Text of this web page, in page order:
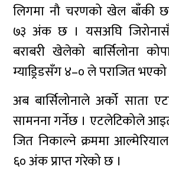
लिगमा नौ चरणको खेल बाँकी
७३ अंक छ । यसअघि
बराबरी खेलेको बार्सिलोना
म्याड्रिडसँग ४–० ले पराजित भएको
अब बार्सिलोनाले अर्को साता
सामनना गर्नेछ । एटलेटिकोले
जित निकाल्ने क्रममा
६० अंक प्राप्त गरेको छ ।